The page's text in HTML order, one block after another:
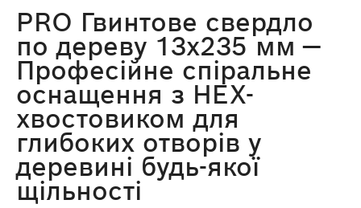
PRO Гвинтове свердло
по дереву 13x235 мм —
Професійне спіральне
оснащення з HEX-
хвостовиком для
глибоких отворів у
деревині будь-якої
щільності